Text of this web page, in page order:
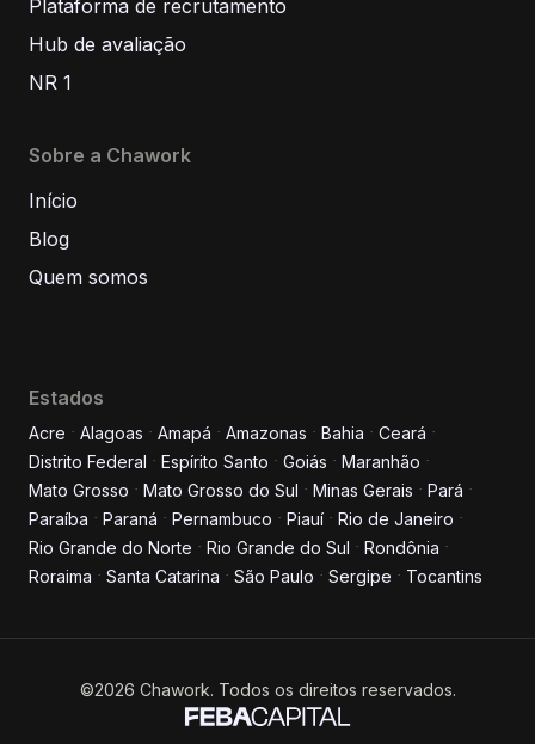
Informe seus dados para
conversar conosco!
E-mail
Plataforma de recrutamento
Hub de avaliação
NR 1
Sobre a Chawork
Início
Blog
Quem somos
Estados
Acre Alagoas Amapá Amazonas Bahia
Ceará
Distrito Federal
Espírito Santo Goiás
Maranhão
Mato Grosso
Mato Grosso do Sul Minas Gerais
Pará
Paraíba
Paraná Pernambuco Piauí
Rio de Janeiro
Rio Grande do Norte
Rio Grande do Sul
Rondônia
Roraima
Santa Catarina São Paulo Sergipe Tocantins
©2026 Chawork. Todos os direitos reservados.